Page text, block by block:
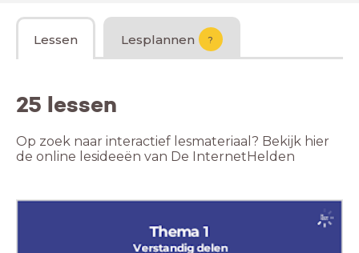
Lessen Lesplannen ?
25 lessen
Op zoek naar interactief lesmateriaal? Bekijk hier
de online lesideeën van De InternetHelden